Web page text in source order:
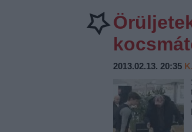
2013.02.13. 20:35